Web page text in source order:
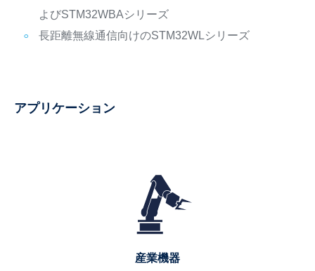
よびSTM32WBAシリーズ
長距離無線通信向けのSTM32WLシリーズ
アプリケーション
産業機器